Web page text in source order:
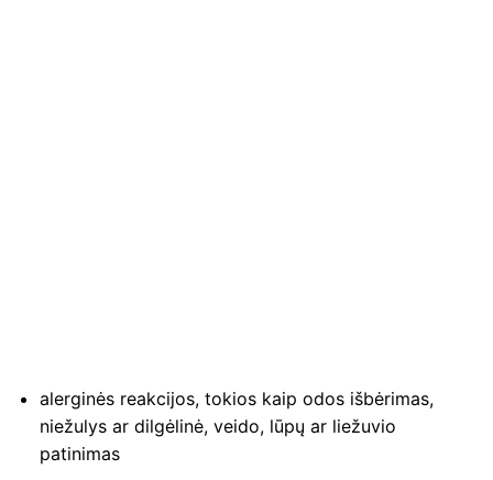
alerginės reakcijos, tokios kaip odos išbėrimas,
niežulys ar dilgėlinė, veido, lūpų ar liežuvio
patinimas